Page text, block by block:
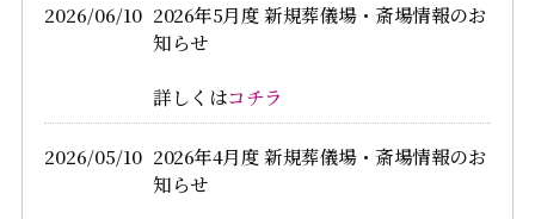
2026/06/10 2026年5月度 新規葬儀場・斎場情報のお
知らせ
詳しくはコチラ
2026/05/10 2026年4月度 新規葬儀場・斎場情報のお
知らせ